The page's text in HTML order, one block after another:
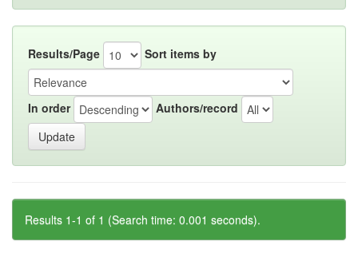
Results/Page Sort items by
In order Authors/record
Results 1-1 of 1 (Search time: 0.001 seconds).